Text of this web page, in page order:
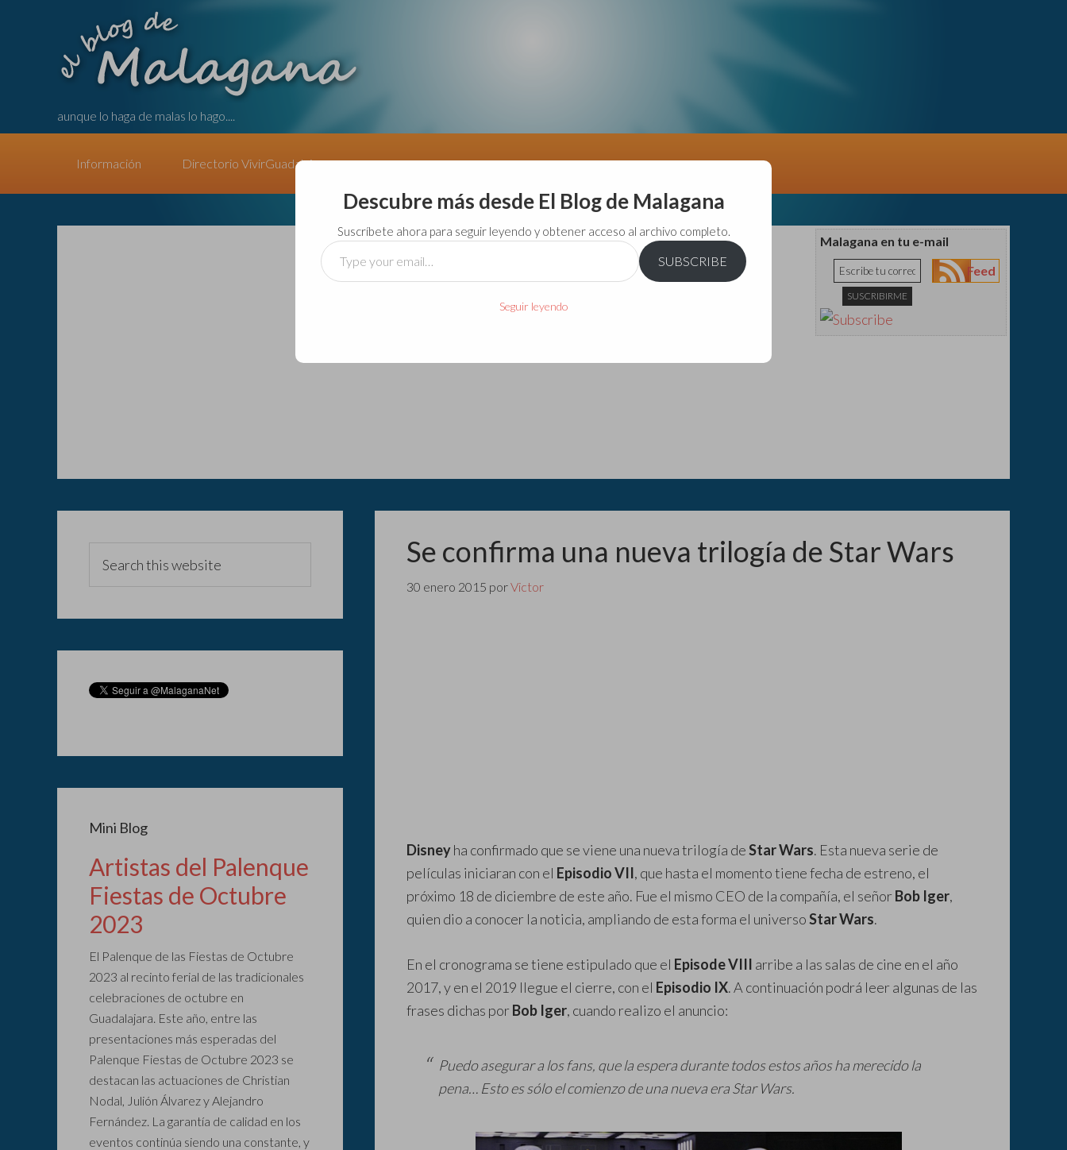
aunque lo haga de malas lo hago....
Información Directorio VivirGuadalajara
Malagana en tu e-mail
Feed
Se confirma una nueva trilogía de Star Wars
30 enero 2015 porVictor
Disneyha confirmado que se viene una nueva trilogía deStar Wars. Esta nueva serie de
películas iniciaran con el Episodio VII, que hasta el momento tiene fecha de estreno, el
próximo 18 de diciembre de este año. Fue el mismo CEO de la compañía, el señorBob Iger,
quien dio a conocer la noticia, ampliando de esta forma el universoStar Wars.
En el cronograma se tiene estipulado que el Episode VIII arribe a las salas de cine en el año
2017, y en el 2019 llegue el cierre, con el Episodio IX. A continuación podrá leer algunas de las
frases dichas porBob Iger, cuando realizo el anuncio:
Puedo asegurar a los fans, que la espera durante todos estos años ha merecido la
pena… Esto es sólo el comienzo de una nueva era Star Wars.
Mini Blog
Artistas del Palenque
Fiestas de Octubre
2023
El Palenque de las Fiestas de Octubre
2023 al recinto ferial de las tradicionales
celebraciones de octubre en
Guadalajara. Este año, entre las
presentaciones más esperadas del
Palenque Fiestas de Octubre 2023 se
destacan las actuaciones de Christian
Nodal, Julión Álvarez y Alejandro
Fernández. La garantía de calidad en los
eventos continúa siendo una constante, y
Descubre más desde El Blog de Malagana
Suscríbete ahora para seguir leyendo y obtener acceso al archivo completo.
Type
your
SUBSCRIBE
Seguir leyendo